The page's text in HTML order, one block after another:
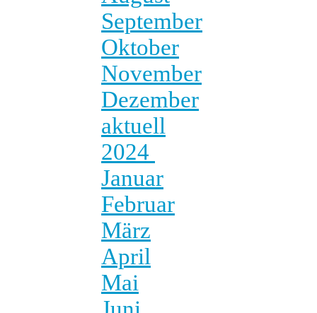
September
Oktober
November
Dezember
aktuell
2024
Januar
Februar
März
April
Mai